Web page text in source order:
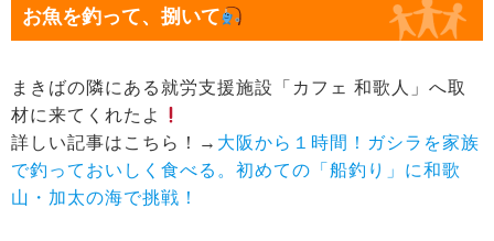
お魚を釣って、捌いて
まきばの隣にある就労支援施設「カフェ 和歌人」へ取
材に来てくれたよ
詳しい記事はこちら！→ 大阪から１時間！ガシラを家族
で釣っておいしく食べる。初めての「船釣り」に和歌
山・加太の海で挑戦！